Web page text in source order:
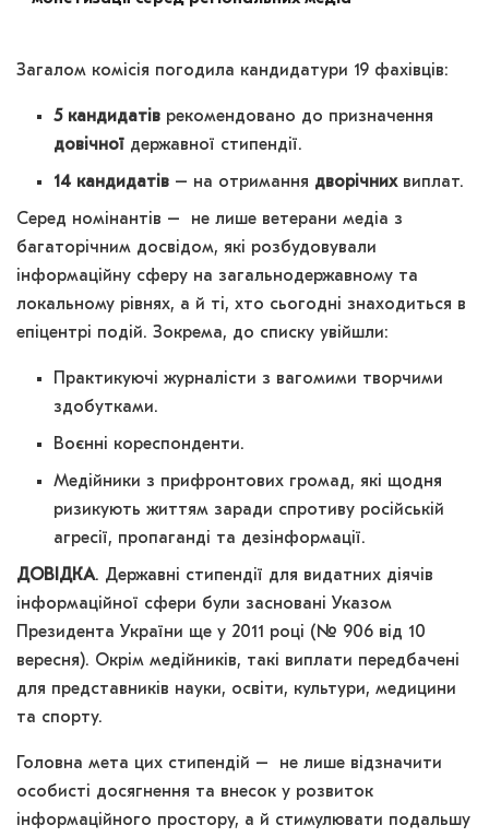
Загалом комісія погодила кандидатури 19 фахівців:
5 кандидатів рекомендовано до призначення
довічної державної стипендії.
14 кандидатів – на отримання дворічнихвиплат.
Серед номінантів – не лише ветерани медіа з
багаторічним досвідом, які розбудовували
інформаційну сферу на загальнодержавному та
локальному рівнях, а й ті, хто сьогодні знаходиться в
епіцентрі подій. Зокрема, до списку увійшли:
Практикуючі журналісти з вагомими творчими
здобутками.
Воєнні кореспонденти.
Медійники з прифронтових громад, які щодня
ризикують життям заради спротиву російській
агресії, пропаганді та дезінформації.
ДОВІДКА. Державні стипендії для видатних діячів
інформаційної сфери були засновані Указом
Президента України ще у 2011 році (№ 906 від 10
вересня). Окрім медійників, такі виплати передбачені
для представників науки, освіти, культури, медицини
та спорту.
Головна мета цих стипендій – не лише відзначити
особисті досягнення та внесок у розвиток
інформаційного простору, а й стимулювати подальшу